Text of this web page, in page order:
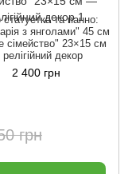
статуетка та панно:
з янголами" 45 см
сімейство" 23×15 см
декор
2 400 грн
грн